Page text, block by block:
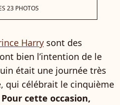
23 PHOTOS
Harry sont des
bien l’intention de le
était une journée très
qui célébrait le cinquième
Pour cette occasion,